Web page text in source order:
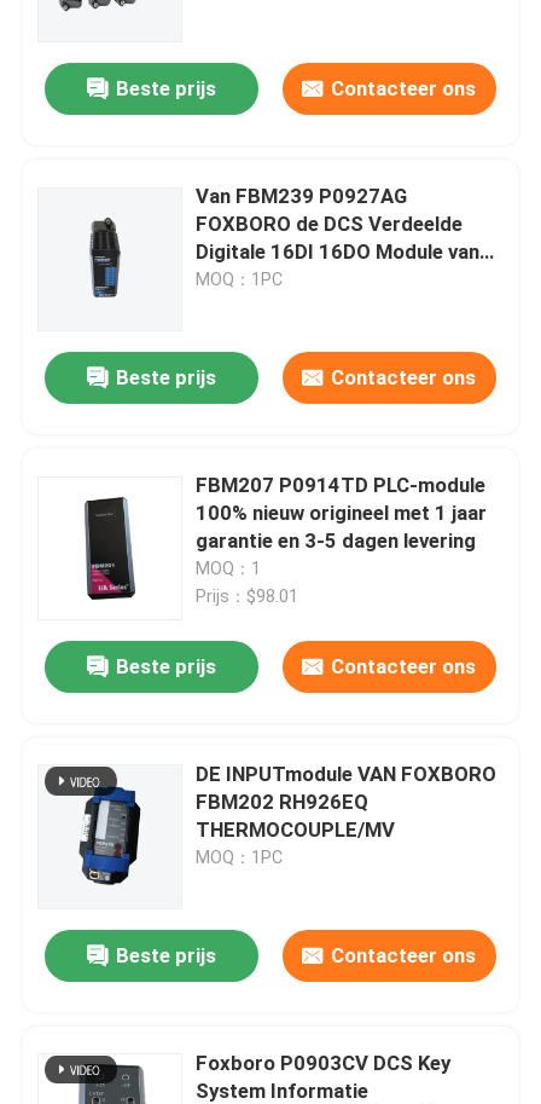
Fabriekstocht
Neem contact met ons op
Vraag een offerte
Programmeerbare PLC van het
ABB PLC module
Bently Nevada Trillingsbewakingssysteem
PLC GE Fanuc
Schneider Modicon-PLC
Honeywell-automatiseringsmodule
Foxboro Dcs-systeem
Beste prijs Contacteer ons
Van FBM239 P0927AG
FOXBORO de DCS Verdeelde
Digitale 16DI 16DO Module van
het de Controlesysteem
MOQ：1PC
Beste prijs Contacteer ons
FBM207 P0914TD PLC-module
100% nieuw origineel met 1 jaar
garantie en 3-5 dagen levering
MOQ：1
Prijs：$98.01
Beste prijs Contacteer ons
DE INPUTmodule VAN FOXBORO
FBM202 RH926EQ
THERMOCOUPLE/MV
MOQ：1PC
Beste prijs Contacteer ons
Foxboro P0903CV DCS Key
System Informatie